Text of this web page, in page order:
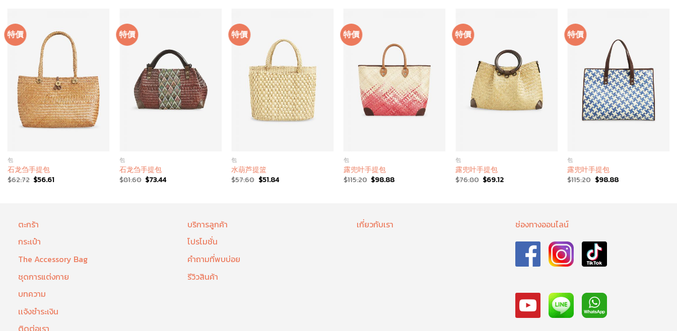
特價
包
石龙刍手提包
$62.72 $56.61
特價
包
石龙刍手提包
$81.60 $73.44
特價
包
水葫芦提篮
$57.60 $51.84
特價
包
露兜叶手提包
$115.20 $98.88
特價
包
露兜叶手提包
$76.80 $69.12
特價
包
露兜叶手提包
$115.20 $98.88
ตะกร้า
กระเป๋า
The Accessory Bag
ชุดการแต่งกาย
บทความ
เเจ้งชำระเงิน
บริการลูกค้า
โปรโมชั่น
คำถามที่พบบ่อย
รีวิวสินค้า
เกี่ยวกับเรา ช่องทางออนไลน์